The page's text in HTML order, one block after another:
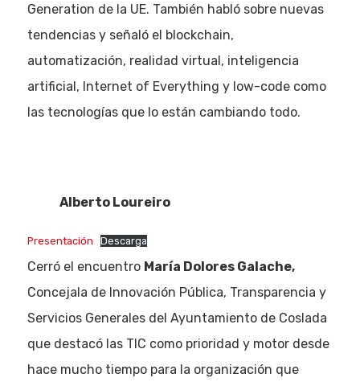
Generation de la UE. También habló sobre nuevas
tendencias y señaló el blockchain,
automatización, realidad virtual, inteligencia
artificial, Internet of Everything y low-code como
las tecnologías que lo están cambiando todo.
Alberto Loureiro
Presentación Descarga
Cerró el encuentro María Dolores Galache,
Concejala de Innovación Pública, Transparencia y
Servicios Generales del Ayuntamiento de Coslada
que destacó las TIC como prioridad y motor desde
hace mucho tiempo para la organización que
Quiénes